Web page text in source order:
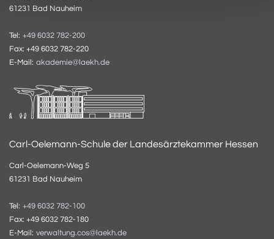
61231 Bad Nauheim
Tel: +49 6032 782-200
Fax: +49 6032 782-220
E-Mail: akademie@laekh.de
Carl-Oelemann-Schule der Landesärztekammer Hessen
Carl-Oelemann-Weg 5
61231 Bad Nauheim
Tel: +49 6032 782-100
Fax: +49 6032 782-180
E-Mail: verwaltung.cos@laekh.de